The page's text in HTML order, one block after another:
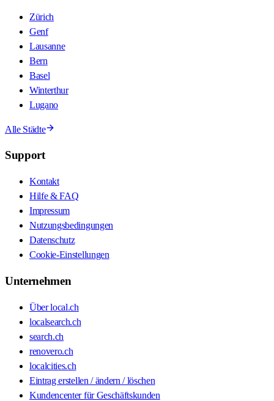
Zürich
Genf
Lausanne
Bern
Basel
Winterthur
Lugano
Alle Städte
Support
Kontakt
Hilfe & FAQ
Impressum
Nutzungsbedingungen
Datenschutz
Cookie-Einstellungen
Unternehmen
Über local.ch
localsearch.ch
search.ch
renovero.ch
localcities.ch
Eintrag erstellen / ändern / löschen
Kundencenter für Geschäftskunden